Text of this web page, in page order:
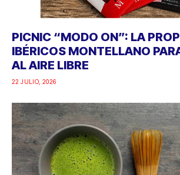
PICNIC “MODO ON”: LA
IBÉRICOS MONTELLANO
AL AIRE LIBRE
22 JULIO, 2026